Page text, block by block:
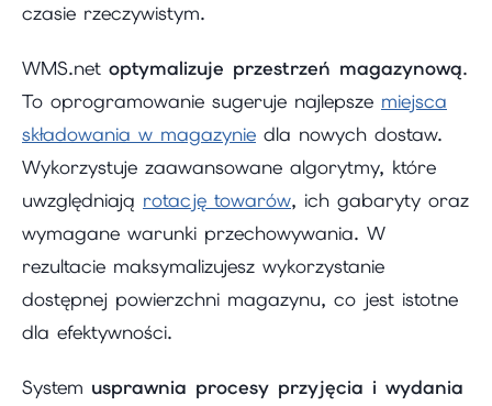
czasie rzeczywistym.
WMS.net optymalizuje przestrzeń magazynową.
To oprogramowanie sugeruje najlepsze miejsca
składowania w magazynie dla nowych dostaw.
Wykorzystuje zaawansowane algorytmy, które
uwzględniają rotację towarów, ich gabaryty oraz
wymagane warunki przechowywania. W
rezultacie maksymalizujesz wykorzystanie
dostępnej powierzchni magazynu, co jest istotne
dla efektywności.
System usprawnia procesy przyjęcia i wydania